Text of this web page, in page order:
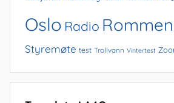
Oslo Radio Rommen
Styremøte test Trollvann Vintertest